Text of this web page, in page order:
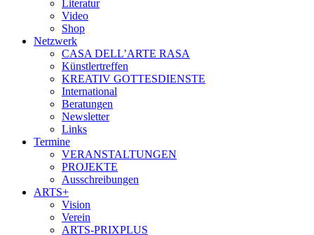
Literatur
Video
Shop
Netzwerk
CASA DELL’ARTE RASA
Künstlertreffen
KREATIV GOTTESDIENSTE
International
Beratungen
Newsletter
Links
Termine
VERANSTALTUNGEN
PROJEKTE
Ausschreibungen
ARTS+
Vision
Verein
ARTS-PRIXPLUS